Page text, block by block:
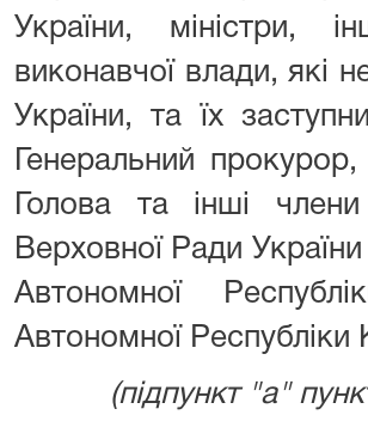
України, міністри,
виконавчої влади, які
України, та їх
Генеральний
Голова та інші
Верховної Ради
Автономної
Автономної Республіки
(підпункт "а"